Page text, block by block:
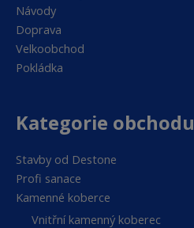
Návody
Doprava
Velkoobchod
Pokládka
Kategorie obchodu
Stavby od Destone
Profi sanace
Kamenné koberce
Vnitřní kamenný koberec